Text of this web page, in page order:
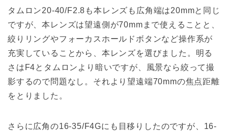
タムロン20-40/F2.8も本レンズも広角端は20mmと同じ
ですが、本レンズは望遠側が70mmまで使えることと、
絞りリングやフォーカスホールドボタンなど操作系が
充実していることから、本レンズを選びました。明る
さはF4とタムロンより暗いですが、風景なら絞って撮
影するので問題なし。それより望遠端70mmの焦点距離
をとりました。
さらに広角の16-35/F4Gにも目移りしたのですが、16-